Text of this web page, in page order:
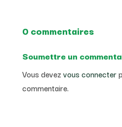
0 commentaires
Soumettre un
Vous devez vous connecter
commentaire.